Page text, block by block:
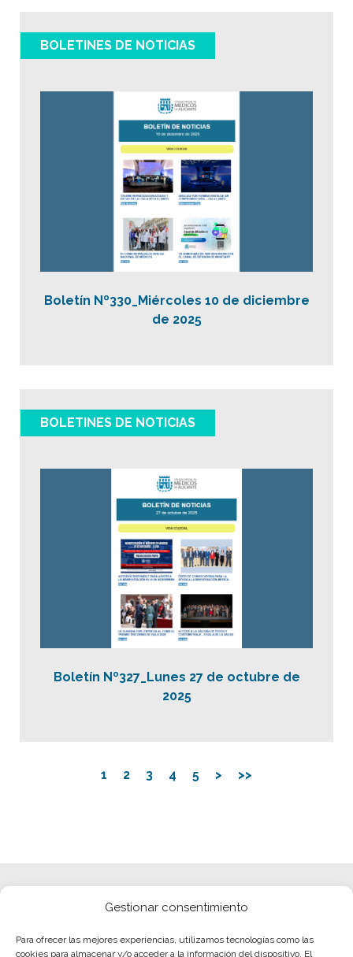
Gestionar consentimiento
Para ofrecer las mejores experiencias, utilizamos tecnologías como las
cookies para almacenar y/o acceder a la información del dispositivo. El
BOLETINES DE NOTICIAS
Boletín Nº330_Miércoles 10 de diciembre
de 2025
BOLETINES DE NOTICIAS
Boletín Nº327_Lunes 27 de octubre de
2025
1 2 3 4 5 > >>